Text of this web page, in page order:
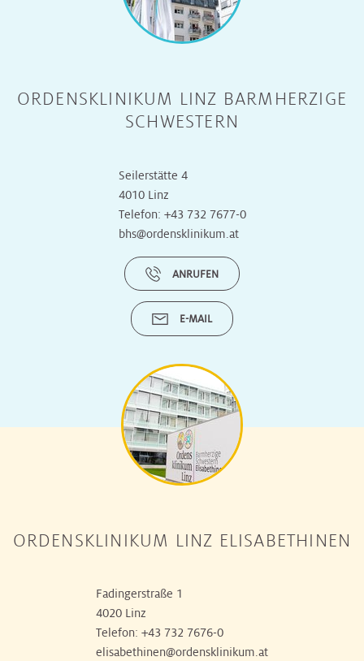
ORDENSKLINIKUM LINZ BARMHERZIGE
SCHWESTERN
Seilerstätte 4
4010 Linz
Telefon: +43 732 7677-0
bhs@ordensklinikum.at
ANRUFEN
E-MAIL
ORDENSKLINIKUM LINZ ELISABETHINEN
Fadingerstraße 1
4020 Linz
Telefon: +43 732 7676-0
elisabethinen@ordensklinikum.at